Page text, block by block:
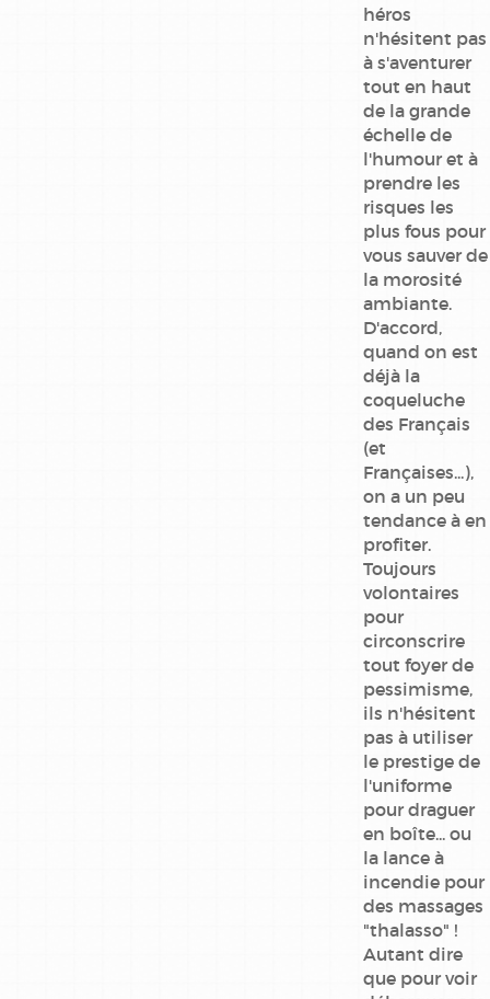
héros
n'hésitent pas
à s'aventurer
tout en haut
de la grande
échelle de
l'humour et à
prendre les
risques les
plus fous pour
vous sauver de
la morosité
ambiante.
D'accord,
quand on est
déjà la
coqueluche
des Français
(et
Françaises...),
on a un peu
tendance à en
profiter.
Toujours
volontaires
pour
circonscrire
tout foyer de
pessimisme,
ils n'hésitent
pas à utiliser
le prestige de
l'uniforme
pour draguer
en boîte... ou
la lance à
incendie pour
des massages
"thalasso" !
Autant dire
que pour voir